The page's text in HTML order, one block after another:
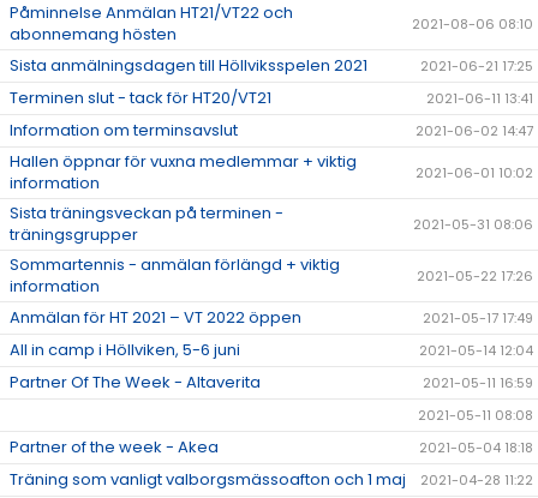
Påminnelse Anmälan HT21/VT22 och
abonnemang hösten
2021-08-06 08:10
Sista anmälningsdagen till Höllviksspelen 2021 2021-06-21 17:25
Terminen slut - tack för HT20/VT21 2021-06-11 13:41
Information om terminsavslut 2021-06-02 14:47
Hallen öppnar för vuxna medlemmar + viktig
information
2021-06-01 10:02
Sista träningsveckan på terminen -
träningsgrupper
2021-05-31 08:06
Sommartennis - anmälan förlängd + viktig
information
2021-05-22 17:26
Anmälan för HT 2021 – VT 2022 öppen 2021-05-17 17:49
All in camp i Höllviken, 5-6 juni 2021-05-14 12:04
Partner Of The Week - Altaverita
2021-05-11 16:59
2021-05-11 08:08
Partner of the week - Akea 2021-05-04 18:18
Träning som vanligt valborgsmässoafton och 1 maj 2021-04-28 11:22